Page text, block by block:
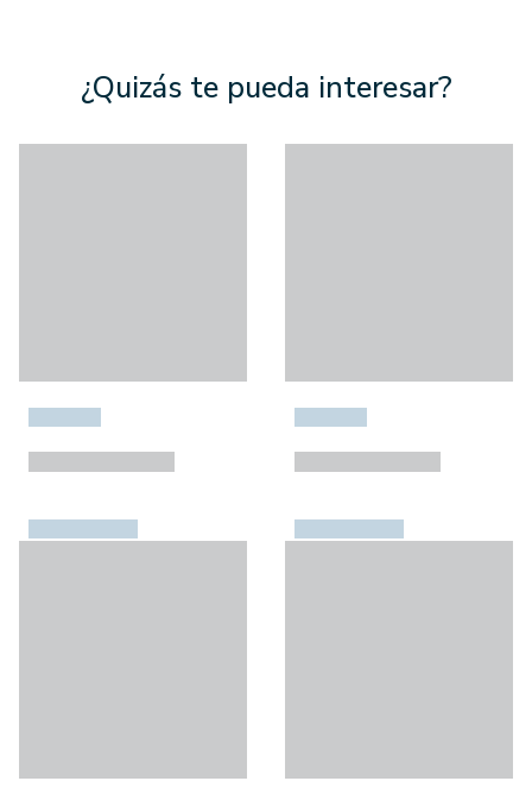
¿Quizás te pueda interesar?